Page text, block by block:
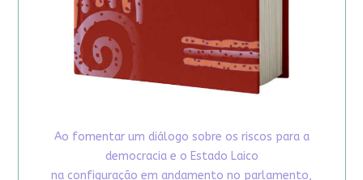
Ao fomentar um diálogo sobre os riscos para a
democracia e o Estado Laico
na configuração em andamento no parlamento,